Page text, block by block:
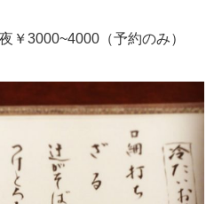
3000~4000（予約のみ）